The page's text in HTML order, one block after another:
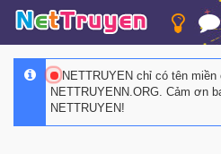
NETTRUYEN chỉ có tên
NETTRUYENN.ORG. Cảm ơn
NETTRUYEN!